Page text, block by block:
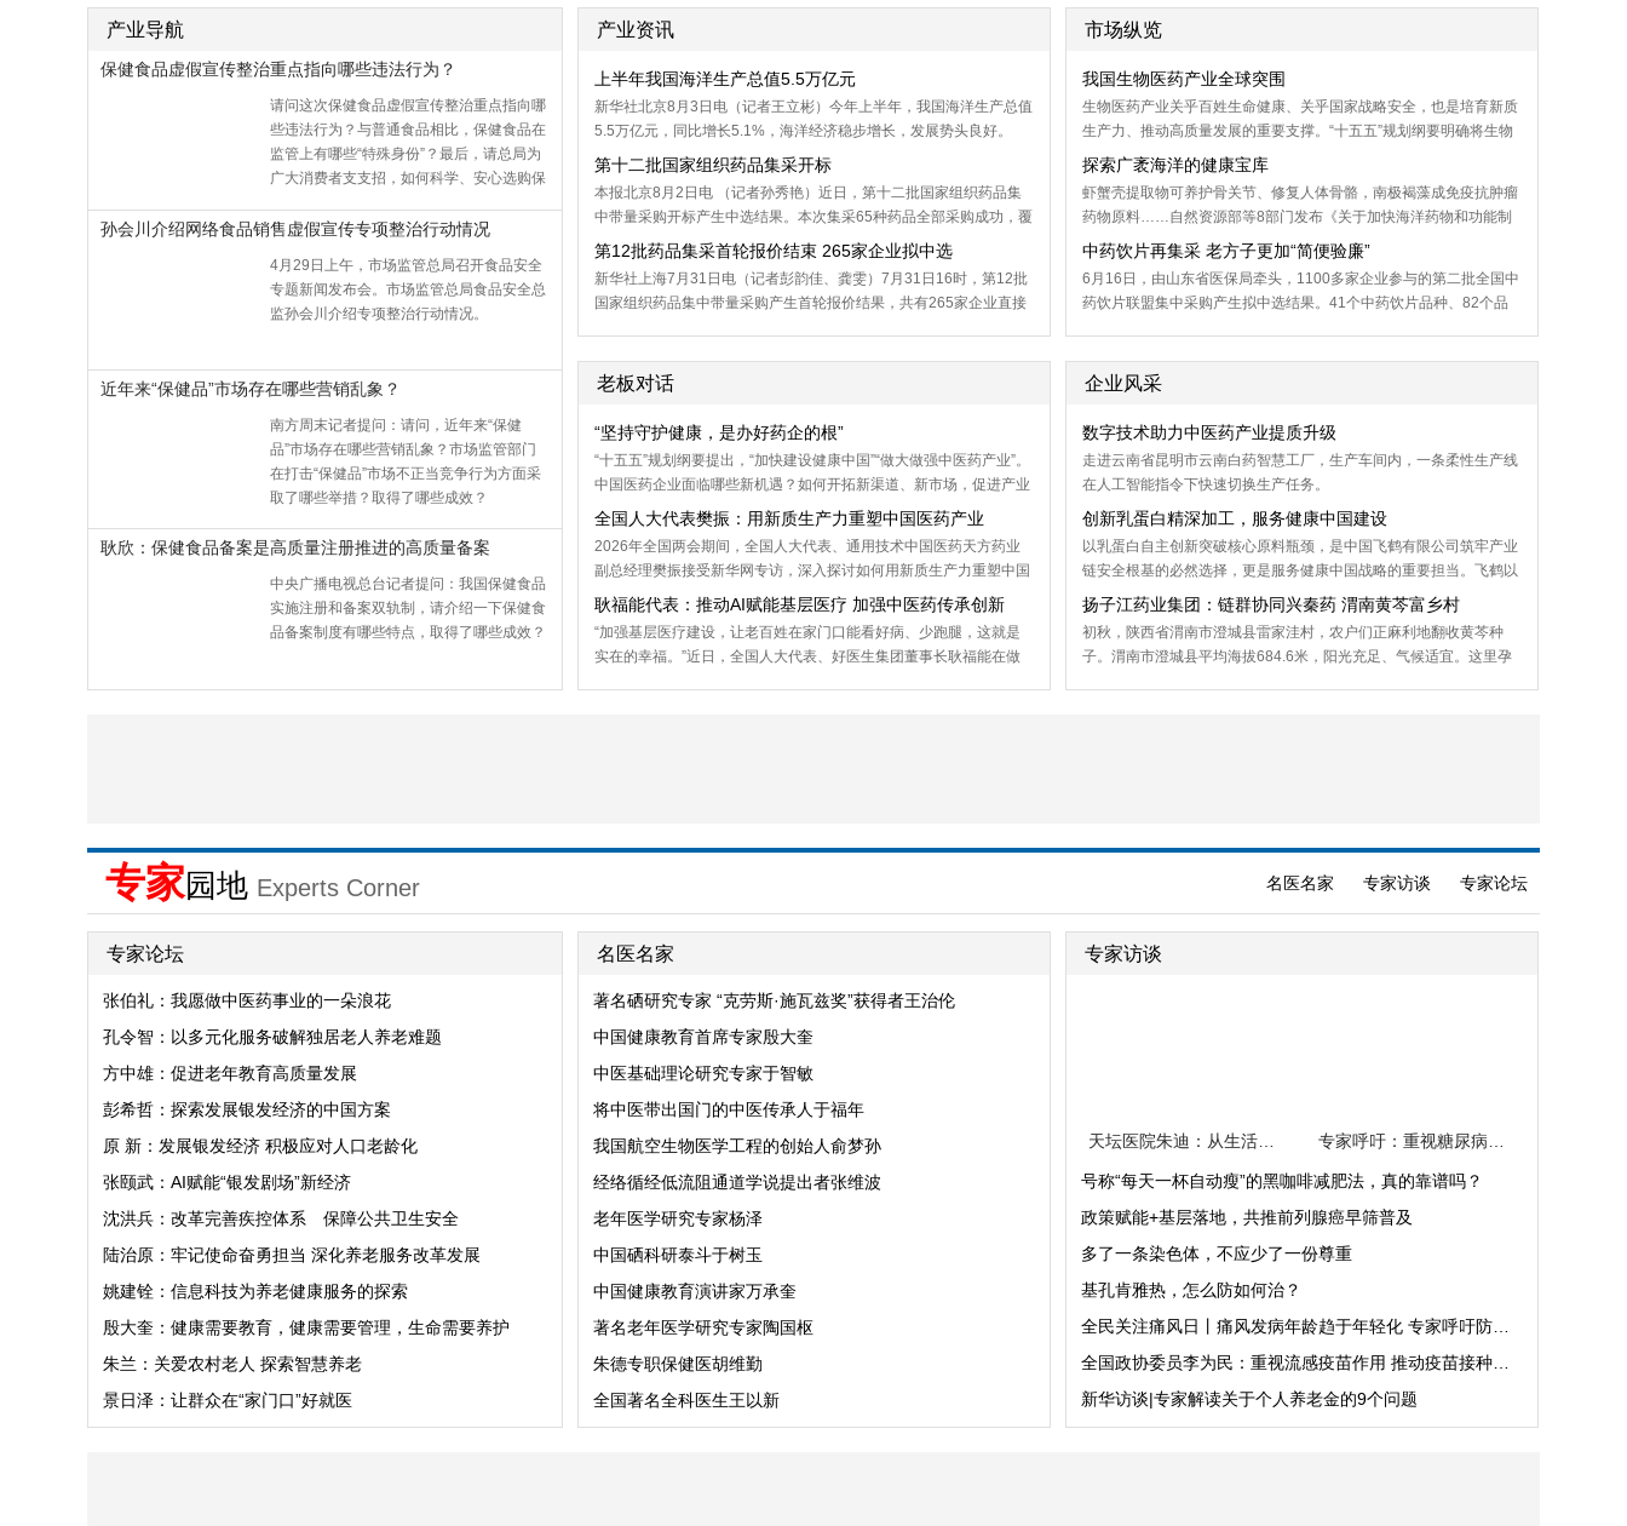
产业导航
保健食品虚假宣传整治重点指向哪些违法行为？
请问这次保健食品虚假宣传整治重点指向哪
些违法行为？与普通食品相比，保健食品在
监管上有哪些“特殊身份”？最后，请总局为
广大消费者支支招，如何科学、安心选购保
孙会川介绍网络食品销售虚假宣传专项整治行动情况
4月29日上午，市场监管总局召开食品安全
专题新闻发布会。市场监管总局食品安全总
监孙会川介绍专项整治行动情况。
近年来“保健品”市场存在哪些营销乱象？
南方周末记者提问：请问，近年来“保健
品”市场存在哪些营销乱象？市场监管部门
在打击“保健品”市场不正当竞争行为方面采
取了哪些举措？取得了哪些成效？
耿欣：保健食品备案是高质量注册推进的高质量备案
中央广播电视总台记者提问：我国保健食品
实施注册和备案双轨制，请介绍一下保健食
品备案制度有哪些特点，取得了哪些成效？
产业资讯
上半年我国海洋生产总值5.5万亿元
新华社北京8月3日电（记者王立彬）今年上半年，我国海洋生产总值
5.5万亿元，同比增长5.1%，海洋经济稳步增长，发展势头良好。
第十二批国家组织药品集采开标
本报北京8月2日电 （记者孙秀艳）近日，第十二批国家组织药品集
中带量采购开标产生中选结果。本次集采65种药品全部采购成功，覆
盖抗感染、抗肿瘤、抗血栓、降血糖、降血压、降血脂、风湿免疫、
积极参与本次集采，327家企业的521个产品获得拟中选资格。
第12批药品集采首轮报价结束 265家企业拟中选
新华社上海7月31日电（记者彭韵佳、龚雯）7月31日16时，第12批
国家组织药品集中带量采购产生首轮报价结果，共有265家企业直接
市场纵览
我国生物医药产业全球突围
生物医药产业关乎百姓生命健康、关乎国家战略安全，也是培育新质
生产力、推动高质量发展的重要支撑。“十五五”规划纲要明确将生物
医药产业列为战略性新兴产业。
探索广袤海洋的健康宝库
虾蟹壳提取物可养护骨关节、修复人体骨骼，南极褐藻成免疫抗肿瘤
药物原料……自然资源部等8部门发布《关于加快海洋药物和功能制
品高质量发展的指导意见》，这是我国首部国家层面支持海洋生物医
中药饮片再集采 老方子更加“简便验廉”
6月16日，由山东省医保局牵头，1100多家企业参与的第二批全国中
药饮片联盟集中采购产生拟中选结果。41个中药饮片品种、82个品
老板对话
“坚持守护健康，是办好药企的根”
“十五五”规划纲要提出，“加快建设健康中国”“做大做强中医药产业”。
中国医药企业面临哪些新机遇？如何开拓新渠道、新市场，促进产业
创新升级？记者近日与扬子江药业集团党委书记、董事长、总裁徐浩
全国人大代表樊振：用新质生产力重塑中国医药产业
2026年全国两会期间，全国人大代表、通用技术中国医药天方药业
副总经理樊振接受新华网专访，深入探讨如何用新质生产力重塑中国
医药产业的底层逻辑，让患者用上更安全、更有效、更便宜的好药。
耿福能代表：推动AI赋能基层医疗 加强中医药传承创新
“加强基层医疗建设，让老百姓在家门口能看好病、少跑腿，这就是
实在的幸福。”近日，全国人大代表、好医生集团董事长耿福能在做
企业风采
数字技术助力中医药产业提质升级
走进云南省昆明市云南白药智慧工厂，生产车间内，一条柔性生产线
在人工智能指令下快速切换生产任务。
创新乳蛋白精深加工，服务健康中国建设
以乳蛋白自主创新突破核心原料瓶颈，是中国飞鹤有限公司筑牢产业
链安全根基的必然选择，更是服务健康中国战略的重要担当。飞鹤以
乳蛋白精深加工为突破口，持续精进营养科研，完善全龄营养布局，
扬子江药业集团：链群协同兴秦药 渭南黄芩富乡村
初秋，陕西省渭南市澄城县雷家洼村，农户们正麻利地翻收黄芩种
子。渭南市澄城县平均海拔684.6米，阳光充足、气候适宜。这里孕
专家园地 Experts Corner 名医名家 专家访谈 专家论坛
专家论坛
张伯礼：我愿做中医药事业的一朵浪花
孔令智：以多元化服务破解独居老人养老难题
方中雄：促进老年教育高质量发展
彭希哲：探索发展银发经济的中国方案
原 新：发展银发经济 积极应对人口老龄化
张颐武：AI赋能“银发剧场”新经济
沈洪兵：改革完善疾控体系 保障公共卫生安全
陆治原：牢记使命奋勇担当 深化养老服务改革发展
姚建铨：信息科技为养老健康服务的探索
殷大奎：健康需要教育，健康需要管理，生命需要养护
朱兰：关爱农村老人 探索智慧养老
景日泽：让群众在“家门口”好就医
名医名家
著名硒研究专家 “克劳斯·施瓦兹奖”获得者王治伦
中国健康教育首席专家殷大奎
中医基础理论研究专家于智敏
将中医带出国门的中医传承人于福年
我国航空生物医学工程的创始人俞梦孙
经络循经低流阻通道学说提出者张维波
老年医学研究专家杨泽
中国硒科研泰斗于树玉
中国健康教育演讲家万承奎
著名老年医学研究专家陶国枢
朱德专职保健医胡维勤
全国著名全科医生王以新
专家访谈
天坛医院朱迪：从生活习惯到营养摄取 科学防治远离骨病风险 专家呼吁：重视糖尿病全程管理 提升糖尿病疾病认知
号称“每天一杯自动瘦”的黑咖啡减肥法，真的靠谱吗？
政策赋能+基层落地，共推前列腺癌早筛普及
多了一条染色体，不应少了一份尊重
基孔肯雅热，怎么防如何治？
全民关注痛风日丨痛风发病年龄趋于年轻化 专家呼吁防治结合
全国政协委员李为民：重视流感疫苗作用 推动疫苗接种便利化
新华访谈|专家解读关于个人养老金的9个问题